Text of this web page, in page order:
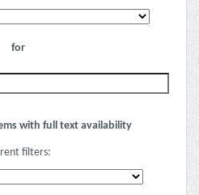
for
with full text availability
filters: